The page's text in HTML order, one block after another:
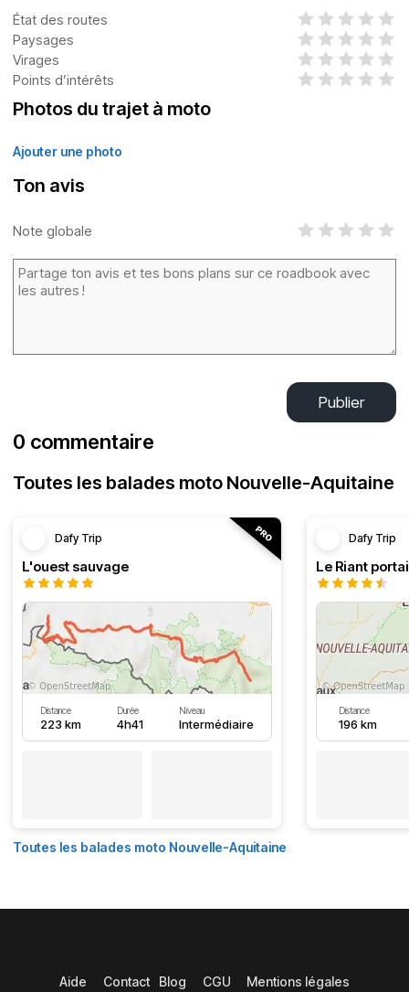
État des routes
Paysages
Virages
Points d’intérêts
Photos du trajet à moto
Ajouter une photo
Ton avis
Note globale
Publier
0 commentaire
Toutes les balades moto Nouvelle-Aquitaine
Dafy Trip
L'ouest sauvage
Distance
223 km
Durée
4h41
Niveau
Intermédiaire
Dafy Trip
Le Riant
Distance
196 km
Toutes les balades moto Nouvelle-Aquitaine
Aide Contact Blog CGU Mentions légales